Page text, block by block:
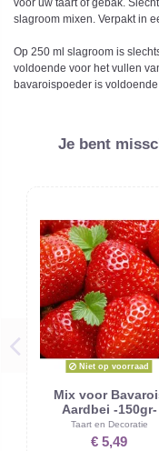
slagroom mixen. Verpakt in
Op 250 ml slagroom is
voldoende voor het vullen
bavaroispoeder is
Je bent
Niet op voorraad
Mix voor
Aardbei -150gr-
Taart en Decoratie
€ 5,49